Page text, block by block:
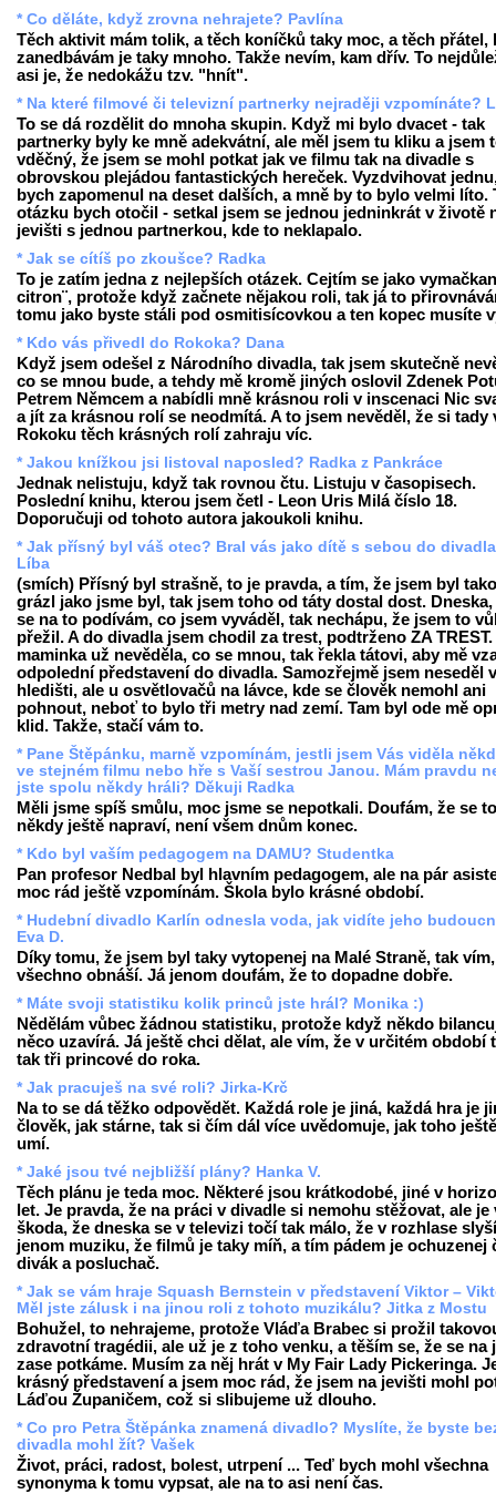
* Co děláte, když zrovna nehrajete? Pavlína
Těch aktivit mám tolik, a těch koníčků taky moc, a těch přátel,
zanedbávám je taky mnoho. Takže nevím, kam dřív. To
asi je, že nedokážu tzv. "hnít".
* Na které filmové či televizní partnerky nejraději vzpomínáte?
To se dá rozdělit do mnoha skupin. Když mi bylo dvacet - tak
partnerky byly ke mně adekvátní, ale měl jsem tu kliku a jsem
vděčný, že jsem se mohl potkat jak ve filmu tak na divadle s
obrovskou plejádou fantastických hereček. Vyzdvihovat
bych zapomenul na deset dalších, a mně by to bylo velmi líto.
otázku bych otočil - setkal jsem se jednou jedninkrát v životě
jevišti s jednou partnerkou, kde to neklapalo.
* Jak se cítíš po zkoušce? Radka
To je zatím jedna z nejlepších otázek. Cejtím se jako
citron¨, protože když začnete nějakou roli, tak já to
tomu jako byste stáli pod osmitisícovkou a ten kopec musíte
* Kdo vás přivedl do Rokoka? Dana
Když jsem odešel z Národního divadla, tak jsem skutečně
co se mnou bude, a tehdy mě kromě jiných oslovil Zdenek
Petrem Němcem a nabídli mně krásnou roli v inscenaci Nic
a jít za krásnou rolí se neodmítá. A to jsem nevěděl, že si tady
Rokoku těch krásných rolí zahraju víc.
* Jakou knížkou jsi listoval naposled? Radka z Pankráce
Jednak nelistuju, když tak rovnou čtu. Listuju v časopisech.
Poslední knihu, kterou jsem četl - Leon Uris Milá číslo 18.
Doporučuji od tohoto autora jakoukoli knihu.
* Jak přísný byl váš otec? Bral vás jako dítě s sebou do
Líba
(smích) Přísný byl strašně, to je pravda, a tím, že jsem byl
grázl jako jsme byl, tak jsem toho od táty dostal dost.
se na to podívám, co jsem vyváděl, tak nechápu, že jsem to
přežil. A do divadla jsem chodil za trest, podtrženo ZA
maminka už nevěděla, co se mnou, tak řekla tátovi, aby mě
odpolední představení do divadla. Samozřejmě jsem neseděl v
hledišti, ale u osvětlovačů na lávce, kde se člověk nemohl ani
pohnout, neboť to bylo tři metry nad zemí. Tam byl ode mě
klid. Takže, stačí vám to.
* Pane Štěpánku, marně vzpomínám, jestli jsem Vás viděla
ve stejném filmu nebo hře s Vaší sestrou Janou. Mám pravdu
jste spolu někdy hráli? Děkuji Radka
Měli jsme spíš smůlu, moc jsme se nepotkali. Doufám, že se to
někdy ještě napraví, není všem dnům konec.
* Kdo byl vaším pedagogem na DAMU? Studentka
Pan profesor Nedbal byl hlavním pedagogem, ale na pár
moc rád ještě vzpomínám. Škola bylo krásné období.
* Hudební divadlo Karlín odnesla voda, jak vidíte jeho
Eva D.
Díky tomu, že jsem byl taky vytopenej na Malé Straně, tak
všechno obnáší. Já jenom doufám, že to dopadne dobře.
* Máte svoji statistiku kolik princů jste hrál? Monika :)
Nědělám vůbec žádnou statistiku, protože když někdo
něco uzavírá. Já ještě chci dělat, ale vím, že v určitém období
tak tři princové do roka.
* Jak pracuješ na své roli? Jirka-Krč
Na to se dá těžko odpovědět. Každá role je jiná, každá hra je
člověk, jak stárne, tak si čím dál více uvědomuje, jak toho
umí.
* Jaké jsou tvé nejbližší plány? Hanka V.
Těch plánu je teda moc. Některé jsou krátkodobé, jiné v
let. Je pravda, že na práci v divadle si nemohu stěžovat, ale je
škoda, že dneska se v televizi točí tak málo, že v rozhlase
jenom muziku, že filmů je taky míň, a tím pádem je ochuzenej
divák a posluchač.
* Jak se vám hraje Squash Bernstein v představení Viktor –
Měl jste zálusk i na jinou roli z tohoto muzikálu? Jitka z Mostu
Bohužel, to nehrajeme, protože Vláďa Brabec si prožil
zdravotní tragédii, ale už je z toho venku, a těším se, že se na
zase potkáme. Musím za něj hrát v My Fair Lady Pickeringa.
krásný představení a jsem moc rád, že jsem na jevišti mohl
Láďou Županičem, což si slibujeme už dlouho.
* Co pro Petra Štěpánka znamená divadlo? Myslíte, že byste
divadla mohl žít? Vašek
Život, práci, radost, bolest, utrpení ... Teď bych mohl všechna
synonyma k tomu vypsat, ale na to asi není čas.